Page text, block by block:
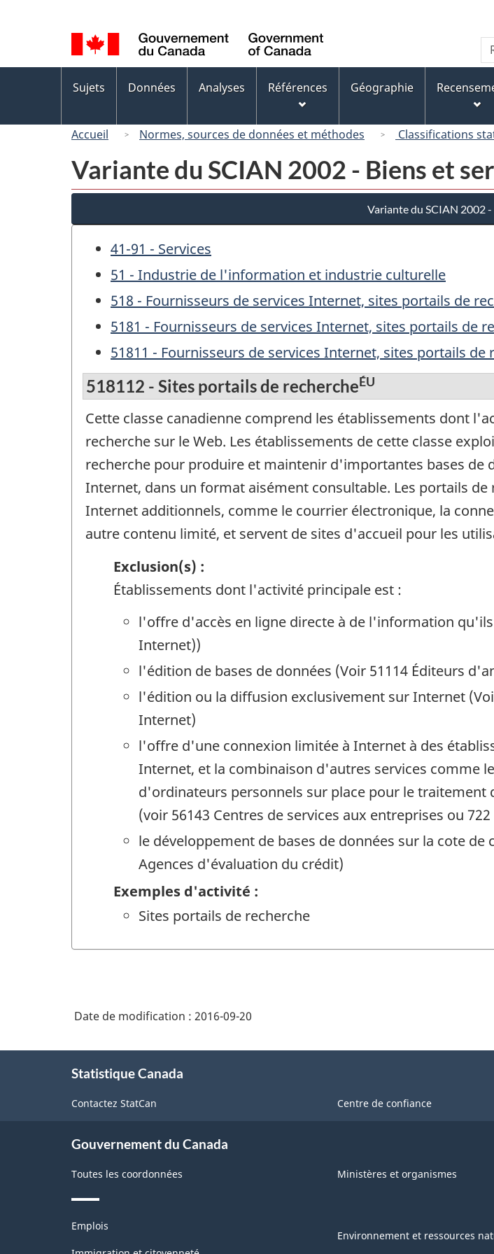
au
« À
de
ce
de
la
langue
Canada
des
Sujets Données Analyses Références Géographie
Accueil Normes, sources de données et méthodes Classifications
Variante du SCIAN 2002 - Biens et
Variante du SCIAN 2002 -
41-91 - Services
51 - Industrie de l'information et industrie culturelle
518 - Fournisseurs de services Internet, sites portails de
5181 - Fournisseurs de services Internet, sites portails de
51811 - Fournisseurs de services Internet, sites portails de
518112 - Sites portails de rechercheÉU
Cette classe canadienne comprend les établissements dont
recherche sur le Web. Les établissements de cette classe
recherche pour produire et maintenir d'importantes bases de
Internet, dans un format aisément consultable. Les portails
Internet additionnels, comme le courrier électronique, la
autre contenu limité, et servent de sites d'accueil pour les
Exclusion(s) :
Établissements dont l'activité principale est :
l'offre d'accès en ligne directe à de l'information
Internet))
l'édition de bases de données (Voir 51114 Éditeurs
l'édition ou la diffusion exclusivement sur Internet
Internet)
l'offre d'une connexion limitée à Internet à des
Internet, et la combinaison d'autres services comme
d'ordinateurs personnels sur place pour le traitement
(voir 56143 Centres de services aux entreprises ou
le développement de bases de données sur la cote
Agences d'évaluation du crédit)
Exemples d'activité :
Sites portails de recherche
Date de modification : 2016-09-20
Statistique Canada
Contactez StatCan Centre de confiance
Gouvernement du Canada
Toutes les coordonnées Ministères et organismes
Thèmes
sujets
Emplois
Environnement et ressources